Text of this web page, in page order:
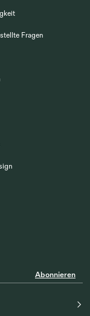
Fragen
Abonnieren